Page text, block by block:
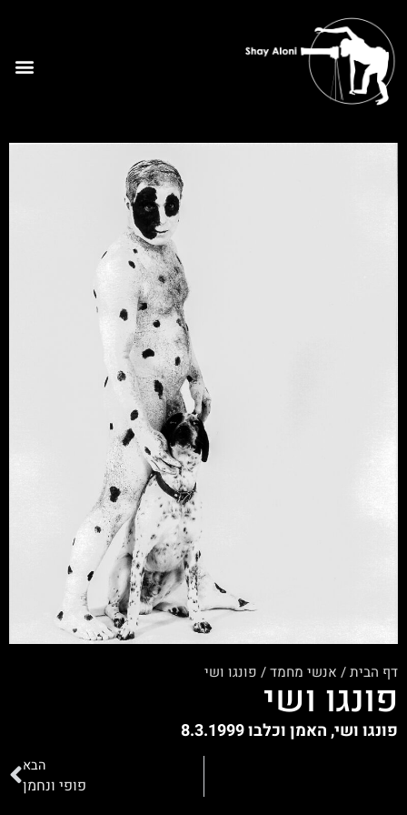
דף הבית/ אנשי מחמד/ פונגו ושי
פונגו ושי
פונגו ושי, האמן וכלבו 8.3.1999
הבא
פופי ונחמן